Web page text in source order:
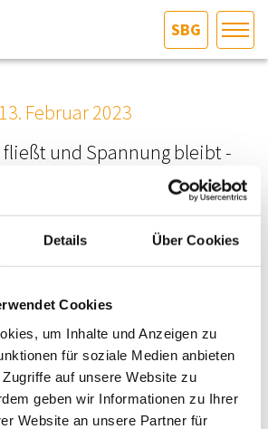
Details Über Cookies
Cookies
um Inhalte und Anzeigen zu
für soziale Medien anbieten
auf unsere Website zu
geben wir Informationen zu Ihrer
Website an unsere Partner für
SBG
SERVICE
13. Februar 2023
fließt und Spannung bleibt -